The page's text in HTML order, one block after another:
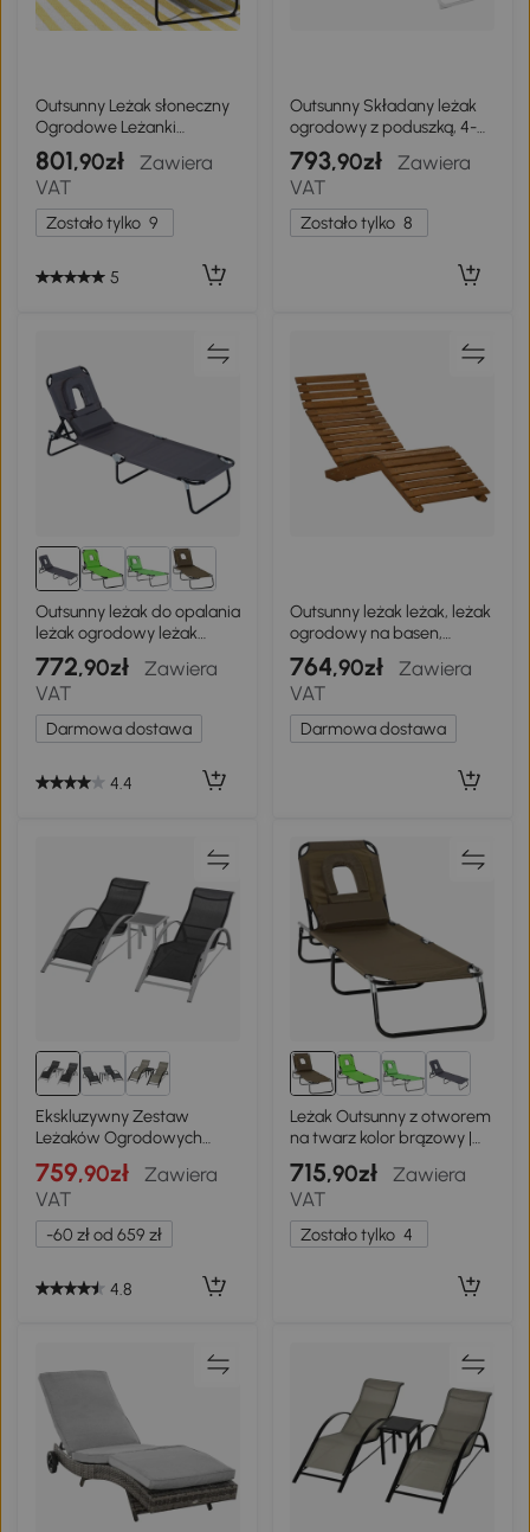
Outsunny Leżak słoneczny
Ogrodowe Leżanki
Relaksacyjne, składany,
odporny na warunki
atmosferyczne, 194 cm x
72 cm x 89 cm, Czarny +
Ciemnoszary
801,90zł
Zawiera
VAT
Zostało tylko 9
5
Outsunny Składany leżak
ogrodowy z poduszką, 4-
stopniowa regulacja
oparcia, do 120 kg, czarny
793,90zł
Zawiera
VAT
Zostało tylko 8
Outsunny leżak do opalania
leżak ogrodowy leżak
relaksacyjny poduszka z
okienkiem do czytania
składany szary
772,90zł
Zawiera
VAT
Darmowa dostawa
4.4
Outsunny leżak leżak, leżak
ogrodowy na basen,
balkon teak
764,90zł
Zawiera
VAT
Darmowa dostawa
Ekskluzywny Zestaw
Leżaków Ogrodowych
Outsunny z Stolikiem
Bocznym, Czarny+Srebrny
759,90zł
Zawiera
VAT
-60 zł od 659 zł
4.8
Leżak Outsunny z otworem
na twarz kolor brązowy |
Aosom.pl
715,90zł
Zawiera
VAT
Zostało tylko 4